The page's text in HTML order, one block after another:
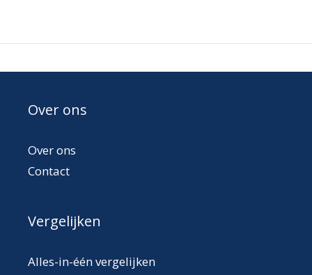
Over ons
Over ons
Contact
Vergelijken
Alles-in-één vergelijken